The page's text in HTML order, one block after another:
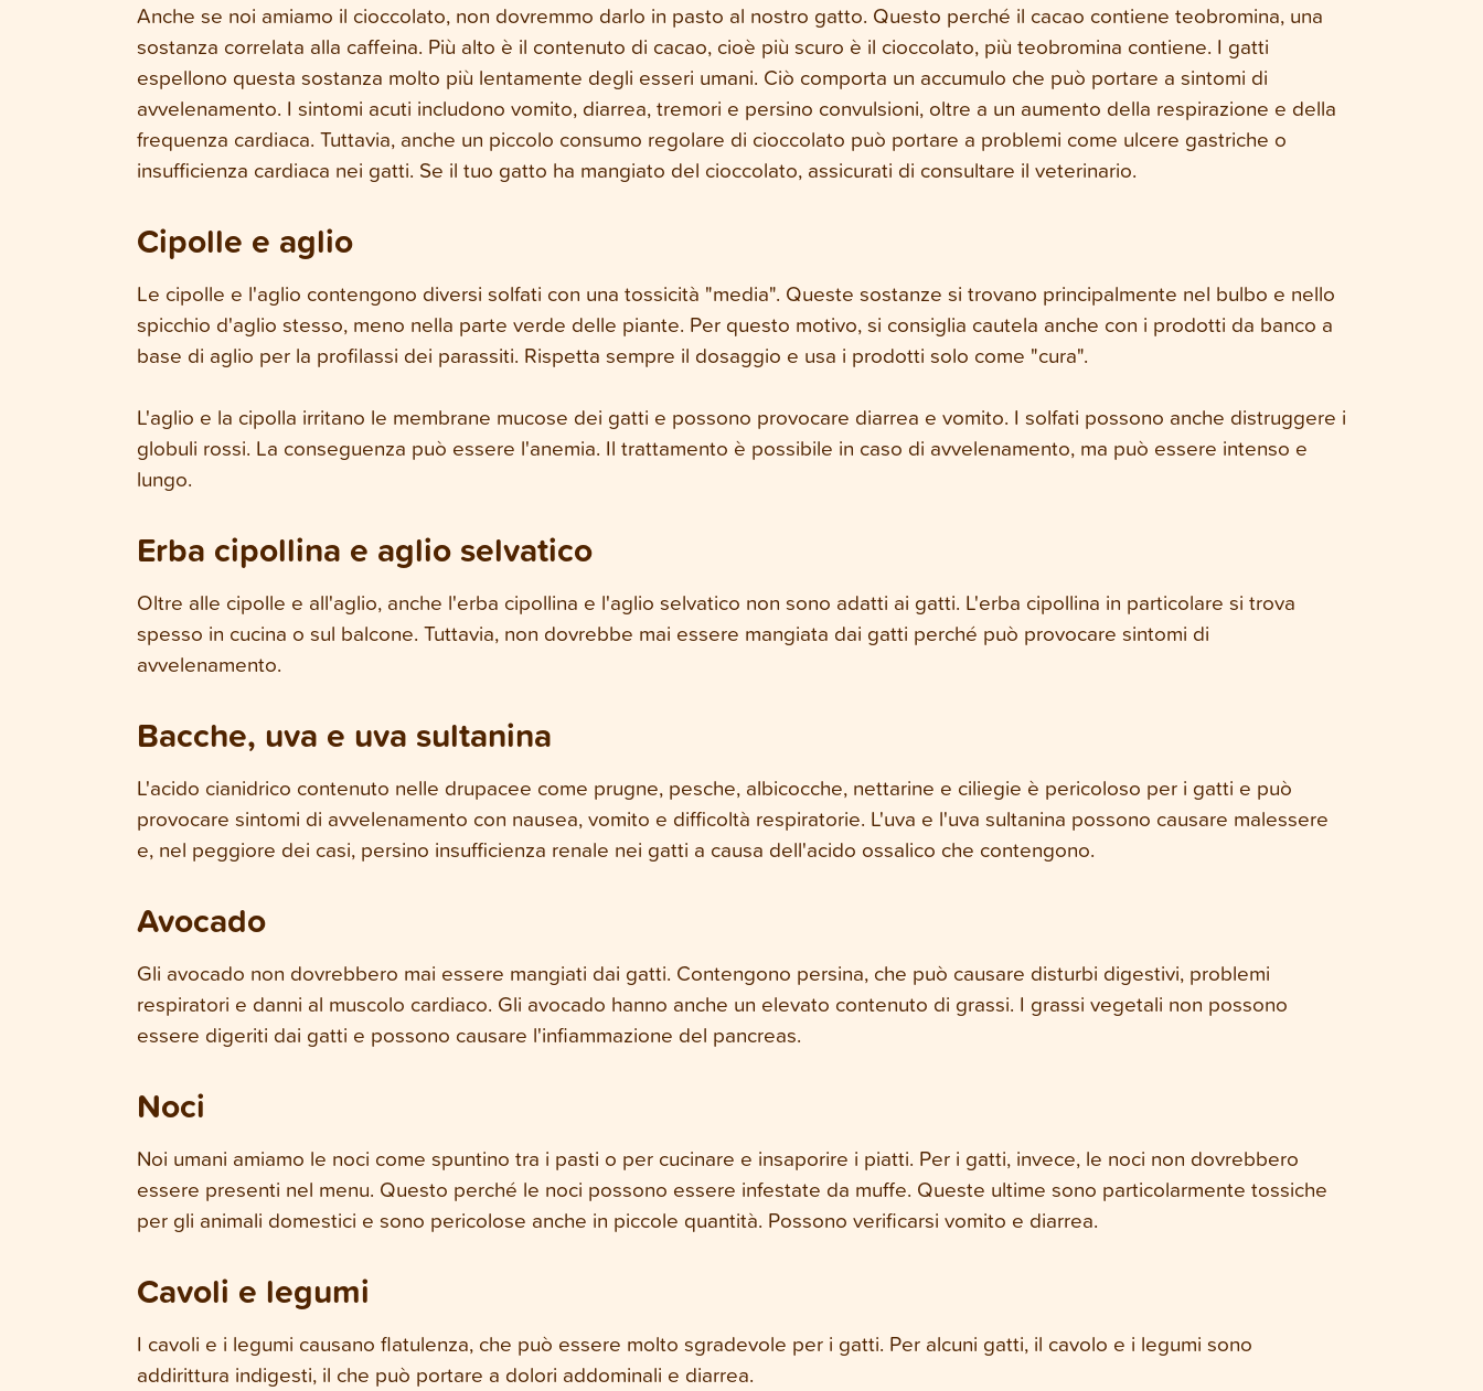
Anche se noi amiamo il cioccolato, non dovremmo darlo in pasto al nostro gatto. Questo perché il cacao contiene teobromina, una
sostanza correlata alla caffeina. Più alto è il contenuto di cacao, cioè più scuro è il cioccolato, più teobromina contiene. I gatti
espellono questa sostanza molto più lentamente degli esseri umani. Ciò comporta un accumulo che può portare a sintomi di
avvelenamento. I sintomi acuti includono vomito, diarrea, tremori e persino convulsioni, oltre a un aumento della respirazione e della
frequenza cardiaca. Tuttavia, anche un piccolo consumo regolare di cioccolato può portare a problemi come ulcere gastriche o
insufficienza cardiaca nei gatti. Se il tuo gatto ha mangiato del cioccolato, assicurati di consultare il veterinario.
Cipolle e aglio
Le cipolle e l'aglio contengono diversi solfati con una tossicità "media". Queste sostanze si trovano principalmente nel bulbo e nello
spicchio d'aglio stesso, meno nella parte verde delle piante. Per questo motivo, si consiglia cautela anche con i prodotti da banco a
base di aglio per la profilassi dei parassiti. Rispetta sempre il dosaggio e usa i prodotti solo come "cura".
L'aglio e la cipolla irritano le membrane mucose dei gatti e possono provocare diarrea e vomito. I solfati possono anche distruggere i
globuli rossi. La conseguenza può essere l'anemia. Il trattamento è possibile in caso di avvelenamento, ma può essere intenso e
lungo.
Erba cipollina e aglio selvatico
Oltre alle cipolle e all'aglio, anche l'erba cipollina e l'aglio selvatico non sono adatti ai gatti. L'erba cipollina in particolare si trova
spesso in cucina o sul balcone. Tuttavia, non dovrebbe mai essere mangiata dai gatti perché può provocare sintomi di
avvelenamento.
Bacche, uva e uva sultanina
L'acido cianidrico contenuto nelle drupacee come prugne, pesche, albicocche, nettarine e ciliegie è pericoloso per i gatti e può
provocare sintomi di avvelenamento con nausea, vomito e difficoltà respiratorie. L'uva e l'uva sultanina possono causare malessere
e, nel peggiore dei casi, persino insufficienza renale nei gatti a causa dell'acido ossalico che contengono.
Avocado
Gli avocado non dovrebbero mai essere mangiati dai gatti. Contengono persina, che può causare disturbi digestivi, problemi
respiratori e danni al muscolo cardiaco. Gli avocado hanno anche un elevato contenuto di grassi. I grassi vegetali non possono
essere digeriti dai gatti e possono causare l'infiammazione del pancreas.
Noci
Noi umani amiamo le noci come spuntino tra i pasti o per cucinare e insaporire i piatti. Per i gatti, invece, le noci non dovrebbero
essere presenti nel menu. Questo perché le noci possono essere infestate da muffe. Queste ultime sono particolarmente tossiche
per gli animali domestici e sono pericolose anche in piccole quantità. Possono verificarsi vomito e diarrea.
Cavoli e legumi
I cavoli e i legumi causano flatulenza, che può essere molto sgradevole per i gatti. Per alcuni gatti, il cavolo e i legumi sono
addirittura indigesti, il che può portare a dolori addominali e diarrea.